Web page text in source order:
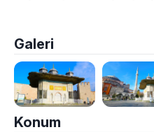
Galeri
Konum